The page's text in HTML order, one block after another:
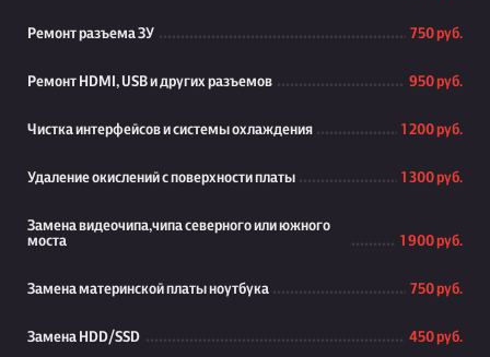
Ремонт разъема ЗУ 750 руб.
Ремонт HDMI, USB и других разъемов 950 руб.
Чистка интерфейсов и системы охлаждения 1 200 руб.
Удаление окислений с поверхности платы 1 300 руб.
Замена видеочипа,чипа северного или южного
моста
1 900 руб.
Замена материнской платы ноутбука 750 руб.
Замена HDD/SSD 450 руб.